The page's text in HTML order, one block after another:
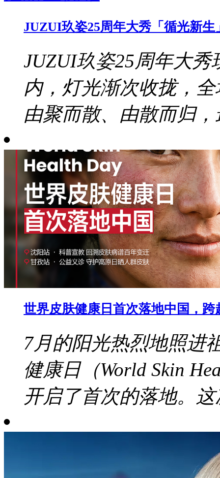
JUZUI玖姿25周年大秀「循光新
JUZUI玖姿25周年大秀
内，灯光渐次收拢，
由聚而散、由散而归
世界皮肤健康日首次落地中国，
7月的阳光热烈地照进
健康日（World Skin
开启了首次的落地。这